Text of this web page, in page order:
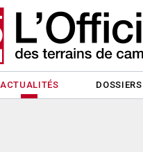
ACTUALITÉS DOSSIERS